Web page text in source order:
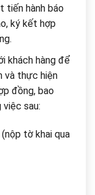
tiến hành báo
ký kết hợp
khách hàng để
và thực hiện
đồng, bao
sau:
tờ khai qua